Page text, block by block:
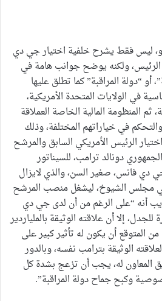
فهو، ليس فقط يشرح خلفية اختيار جي دي
ولكنه يوضح جوانب هامة في
أو “دولة المراقبة” كما تطلق عليها
في الولايات المتحدة الأمريكية،
المنظومة المالية الخاصة العملاقة
في خياراتهم المختلفة، وذلك
الرئيس الأمريكي السابق والمرشح
دونالد ترامب، للسيناتور
دي فانس، صغير السن، والذي لايزال
مجلس الشيوخ، ليشغل منصب المرشح
أنه “على الرغم من أن لدى جي دي
إلا أن علاقته الوثيقة بالملياردير
من المتوقع أن يكون له تأثير كبير على
الوثيقة بترامب نفسه، وبالدور
المعاون له، يجب أن تزعج بشدة كل
وكبح جماح دولة المراقبة”.